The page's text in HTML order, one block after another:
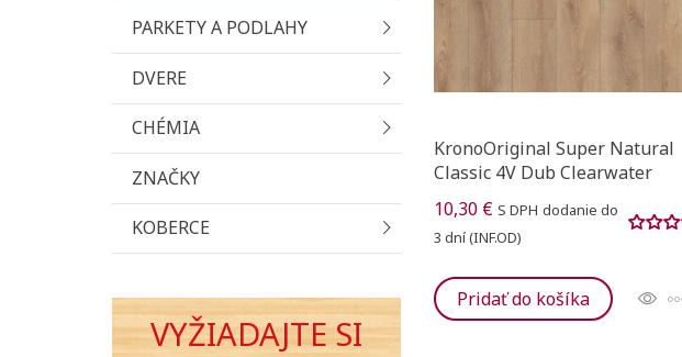
PARKETY A PODLAHY
DVERE
CHÉMIA
ZNAČKY
KOBERCE
VYŽIADAJTE SI
KronoOriginal Super Natural
Classic 4V Dub Clearwater
10,30 € S DPH dodanie do
3 dní (INF.OD)
Pridať do košíka